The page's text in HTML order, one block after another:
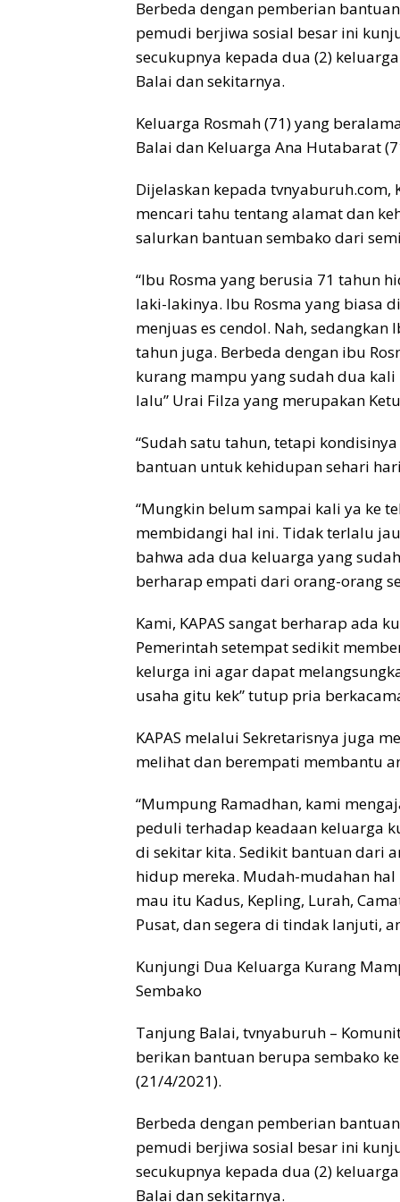
o
k
p
p
s n
k
Berbeda dengan pemberian
pemudi berjiwa sosial besar ini
secukupnya kepada dua (2)
Balai dan sekitarnya.
Keluarga Rosmah (71) yang
Balai dan Keluarga Ana Hutabarat
Dijelaskan kepada
mencari tahu tentang alamat dan
salurkan bantuan sembako dari
“Ibu Rosma yang berusia 71 tahun
laki-lakinya. Ibu Rosma yang biasa
menjuas es cendol. Nah,
tahun juga. Berbeda dengan ibu
kurang mampu yang sudah dua
lalu” Urai Filza yang merupakan
“Sudah satu tahun, tetapi
bantuan untuk kehidupan sehari
“Mungkin belum sampai kali ya ke
membidangi hal ini. Tidak terlalu
bahwa ada dua keluarga yang
berharap empati dari orang-orang
Kami, KAPAS sangat berharap ada
Pemerintah setempat sedikit
kelurga ini agar dapat
usaha gitu kek” tutup pria
KAPAS melalui Sekretarisnya juga
melihat dan berempati membantu
“Mumpung Ramadhan, kami
peduli terhadap keadaan keluarga
di sekitar kita. Sedikit bantuan dari
hidup mereka. Mudah-mudahan
mau itu Kadus, Kepling, Lurah,
Pusat, dan segera di tindak lanjuti,
Kunjungi Dua Keluarga Kurang
Sembako
Tanjung Balai, tvnyaburuh –
berikan bantuan berupa sembako
(21/4/2021).
Berbeda dengan pemberian
pemudi berjiwa sosial besar ini
secukupnya kepada dua (2)
Balai dan sekitarnya.